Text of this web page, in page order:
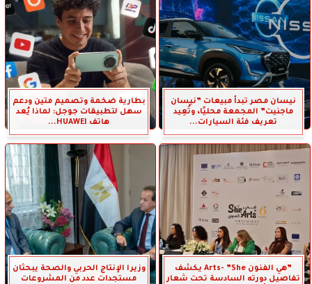
نيسان مصر تبدأ مبيعات ”نيسان
ماجنيت” المجمعة محليًا، وتُعِيد
تعريف فئة السيارات...
بطارية ضخمة وتصميم متين ودعم
سهل لتطبيقات جوجل: لماذا يُعد
هاتف HUAWEI...
”هي الفنون Arts- ”She يكشف
تفاصيل دورته السادسة تحت شعار
وزيرا الإنتاج الحربي والصحة يبحثان
مستجدات عدد من المشروعات